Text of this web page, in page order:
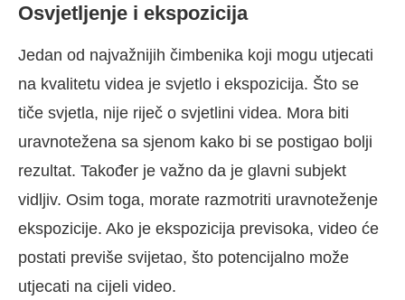
Osvjetljenje i ekspozicija
Jedan od najvažnijih čimbenika koji mogu utjecati
na kvalitetu videa je svjetlo i ekspozicija. Što se
tiče svjetla, nije riječ o svjetlini videa. Mora biti
uravnotežena sa sjenom kako bi se postigao bolji
rezultat. Također je važno da je glavni subjekt
vidljiv. Osim toga, morate razmotriti uravnoteženje
ekspozicije. Ako je ekspozicija previsoka, video će
postati previše svijetao, što potencijalno može
utjecati na cijeli video.